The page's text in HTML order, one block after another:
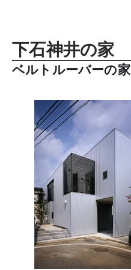
下石神井の家
ベルトルーバーの家